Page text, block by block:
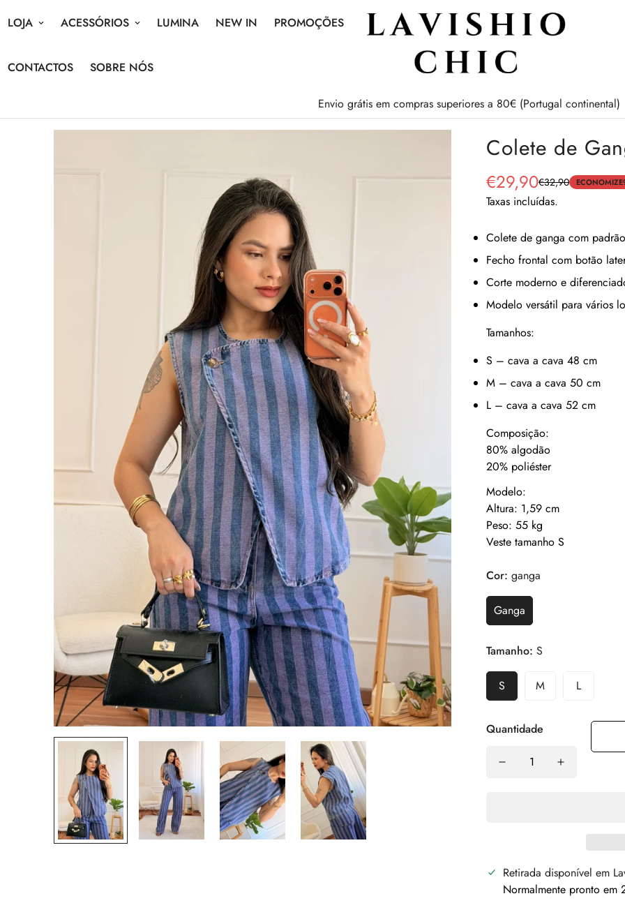
LOJA ACESSÓRIOS LUMINA NEW IN PROMOÇÕES
CONTACTOS SOBRE NÓS
Envio grátis em compras superiores a 80€ (Portugal continental)
Colete de
Preço
de
€29,90
Preço
regular
€32,90 ECONOMIZE
Taxas incluídas.
Colete de ganga com
Fecho frontal com botão
Corte moderno e
Modelo versátil para vários
Tamanhos:
S – cava a cava 48 cm
M – cava a cava 50 cm
L – cava a cava 52 cm
Composição:
80% algodão
20% poliéster
Modelo:
Altura: 1,59 cm
Peso: 55 kg
Veste tamanho S
Cor: ganga
Ganga
Tamanho: S
S M L
Quantidade
Retirada disponível em
Normalmente pronto em